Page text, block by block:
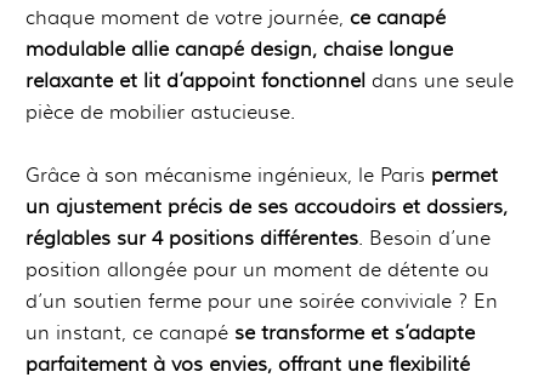
chaque moment de votre journée, ce canapé
modulable allie canapé design, chaise longue
relaxante et lit d’appoint fonctionnel dans une seule
pièce de mobilier astucieuse.
Grâce à son mécanisme ingénieux, le Paris permet
un ajustement précis de ses accoudoirs et dossiers,
réglables sur 4 positions différentes. Besoin d’une
position allongée pour un moment de détente ou
d’un soutien ferme pour une soirée conviviale ? En
un instant, ce canapé se transforme et s’adapte
parfaitement à vos envies, offrant une flexibilité